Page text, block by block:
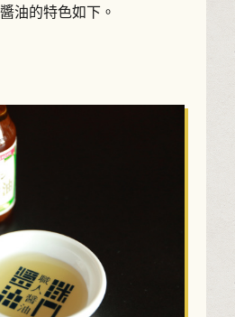
油的特色如下。